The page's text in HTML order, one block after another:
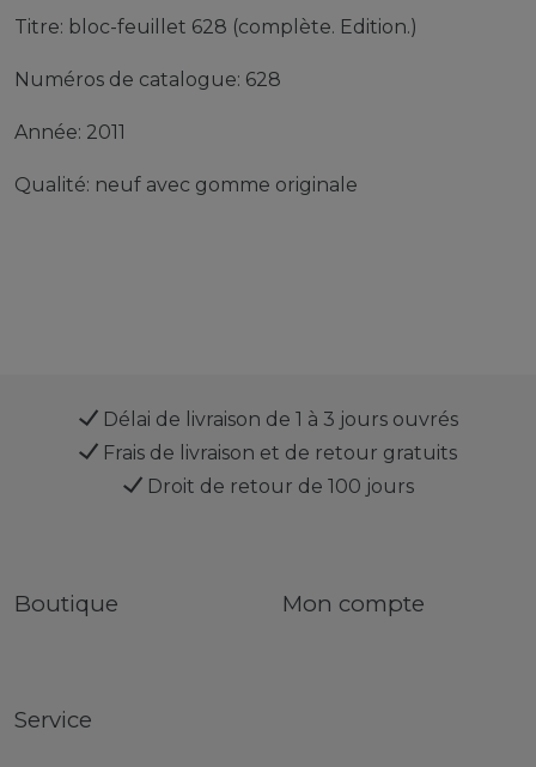
Titre: bloc-feuillet 628 (complète. Edition.)
Numéros de catalogue: 628
Année: 2011
Qualité: neuf avec gomme originale
Délai de livraison de 1 à 3 jours ouvrés
Frais de livraison et de retour gratuits
Droit de retour de 100 jours
Boutique Mon compte
Service